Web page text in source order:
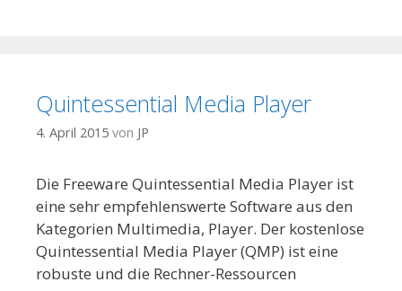
Quintessential Media Player
4. April 2015 von JP
Die Freeware Quintessential Media Player ist
eine sehr empfehlenswerte Software aus den
Kategorien Multimedia, Player. Der kostenlose
Quintessential Media Player (QMP) ist eine
robuste und die Rechner-Ressourcen